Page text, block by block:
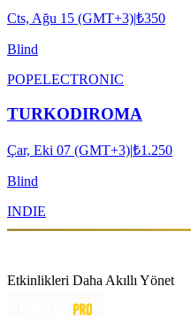
Cts, Ağu 15 (GMT+3)|₺350
Blind
POPELECTRONIC
TURKODIROMA
Çar, Eki 07 (GMT+3)|₺1.250
Blind
INDIE
Etkinlikleri Daha Akıllı Yönet